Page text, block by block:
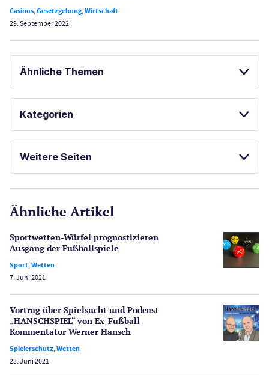
Casinos,Gesetzgebung,Wirtschaft
29. September 2022
Ähnliche Themen
SPORTWETTEN ONLINE SPORTWETTEN
Kategorien
Gesetzgebung
Lotterie
Poker
Schlagzeilen
Spiele
Weitere Seiten
CasinoOnline.de
PayPal Casinos
Merkur Casinos
Spielautomaten
Ähnliche Artikel
Sportwetten-Würfel prognostizieren
Ausgang der Fußballspiele
Sport,Wetten
7. Juni 2021
Vortrag über Spielsucht und Podcast
„HANSCHSPIEL“ von Ex-Fußball-
Kommentator Werner Hansch
Spielerschutz,Wetten
23. Juni 2021